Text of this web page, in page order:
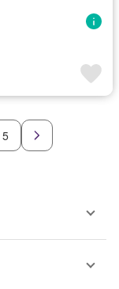
5